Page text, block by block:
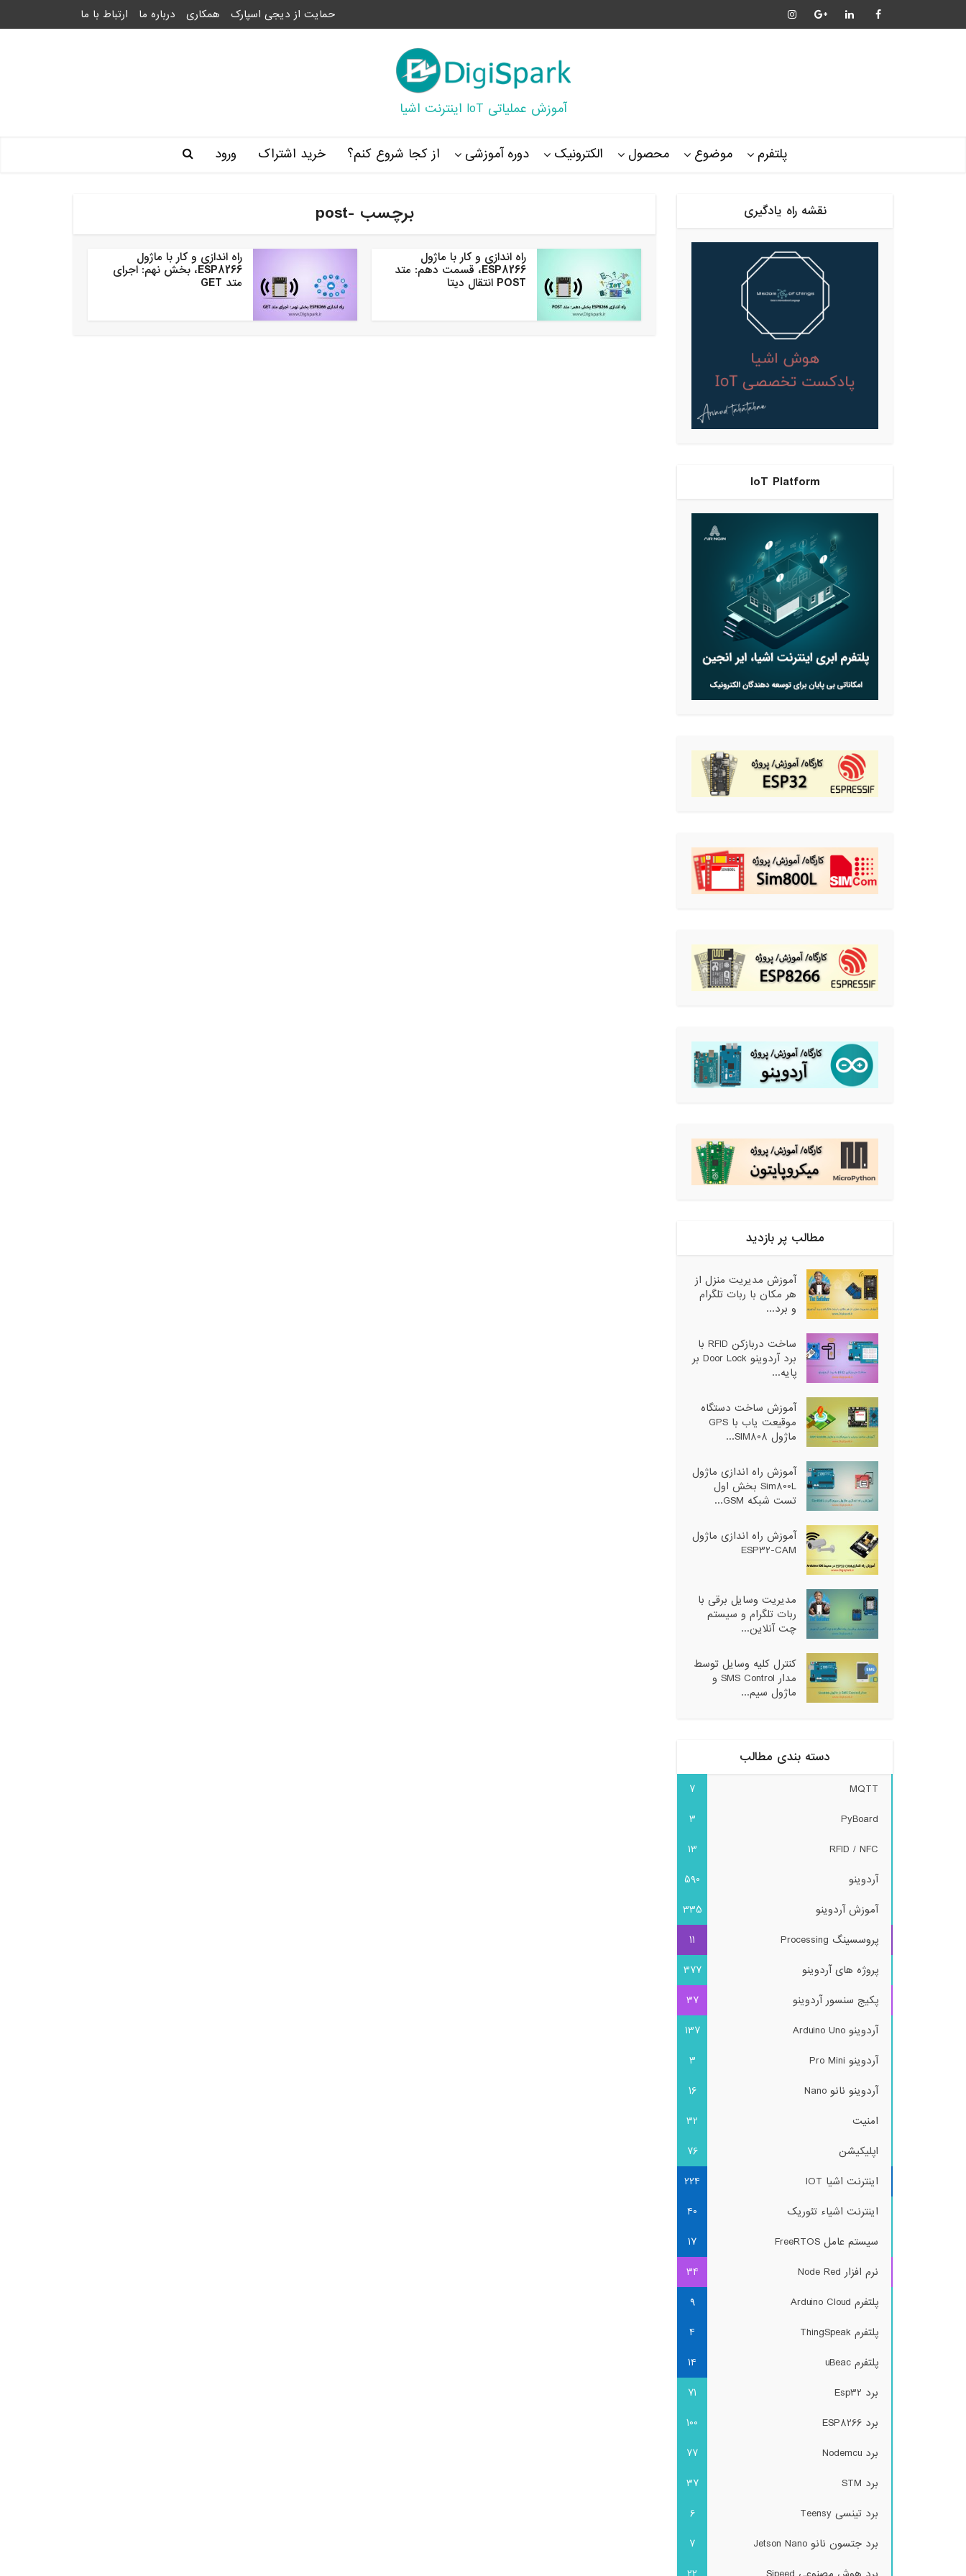
حمایت از دیجی اسپارک همکاری درباره ما ارتباط با ما
آموزش عملیاتی IoT اینترنت اشیا
پلتفرم موضوع محصول الکترونیک دوره آموزشی از کجا شروع کنم؟ خرید اشتراک ورود
برچسب -post
راه اندازی و کار با ماژول
ESP8266، قسمت دهم: متد
POST انتقال دیتا
راه اندازی و کار با ماژول
ESP8266، بخش نهم: اجرای
متد GET
نقشه راه یادگیری
IoT Platform
مطالب پر بازدید
آموزش مدیریت منزل از
هر مکان با ربات تلگرام
و برد...
ساخت دربازکن RFID با
برد آردوینو Door Lock بر
پایه...
آموزش ساخت دستگاه
موقیعت یاب با GPS
ماژول SIM808...
آموزش راه اندازی ماژول
Sim800L بخش اول
تست شبکه GSM...
آموزش راه اندازی ماژول
ESP32-CAM
مدیریت وسایل برقی با
ربات تلگرام و سیستم
چت آنلاین...
کنترل کلیه وسایل توسط
مدار SMS Control و
ماژول سیم...
دسته بندی مطالب
MQTT
7
PyBoard
3
RFID / NFC
13
آردوینو
590
آموزش آردوینو
335
پروسسینگ Processing
11
پروژه های آردوینو
377
پکیج سنسور آردوینو
37
آردوینو Arduino Uno
137
آردوینو Pro Mini
3
آردوینو نانو Nano
16
امنیت
32
اپلیکیشن
76
اینترنت اشیا IOT
224
اینترنت اشیاء تئوریک
40
سیستم عامل FreeRTOS
17
نرم افزار Node Red
34
پلتفرم Arduino Cloud
9
پلتفرم ThingSpeak
4
پلتفرم uBeac
14
برد Esp32
71
برد ESP8266
100
برد Nodemcu
77
برد STM
37
برد تینسی Teensy
6
برد جتسون نانو Jetson Nano
7